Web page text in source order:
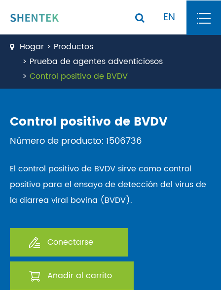
EN
Hogar
Productos
Prueba de agentes adventiciosos
Control positivo de BVDV
Control positivo de BVDV
Número de producto: 1506736
El control positivo de BVDV sirve como control
positivo para el ensayo de detección del virus de
la diarrea viral bovina (BVDV).
Conectarse
Añadir al carrito